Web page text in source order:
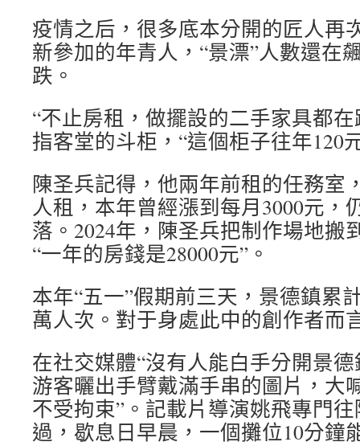
疫情之后，很多底本分開的匠人再
新參加的年青人，“景漂”人數還在
跌。
“不止房租，做擺設的二手家具都
指客堂的斗柜，“這個柜子往年120
陳圣兵記得，他兩年前租的任務室
人租，本年曾經漲到每月3000元，
落。2024年，陳圣兵把制作場地搬
“一年的房錢是28000元”。
本年“五一”假期前三天，景德鎮累
萬人次。對于身處此中的創作者而
在社交媒體“沒有人能白手分開景
游客曬出手臂戴滿手串的圖片，大
不受拘束”。記載片導演姚飛專門
過，歇息日早晨，一個攤位10分鐘